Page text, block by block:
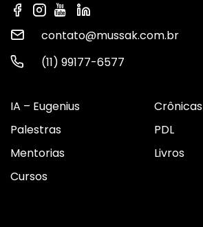
contato@mussak.com.br
(11) 99177-6577
IA – Eugenius
Crônicas
Palestras
PDL
Mentorias
Livros
Cursos